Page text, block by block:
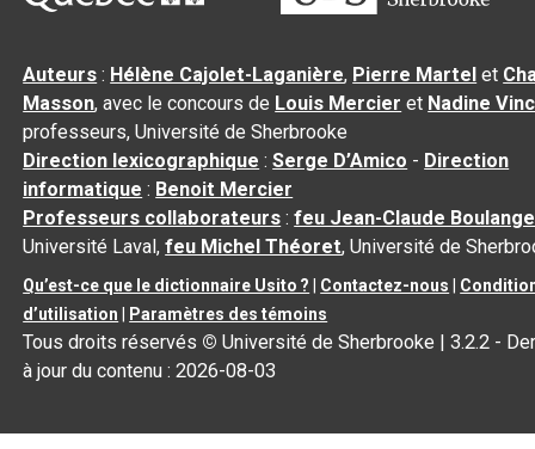
Auteurs : Hélène Cajolet-Laganière, Pierre Martel et
Masson, avec le concours de Louis Mercier et Nadine
professeurs, Université de Sherbrooke
Direction lexicographique :Serge D’Amico - Direction
informatique : Benoit Mercier
Professeurs collaborateurs :feu Jean-Claude
Université Laval,feu Michel Théoret, Université de
Qu’est-ce que le dictionnaire Usito ? Contactez-nous
d’utilisation
Paramètres des témoins
Tous droits réservés © Université de Sherbrooke |3.2.2 -
à jour du contenu :2026-08-03